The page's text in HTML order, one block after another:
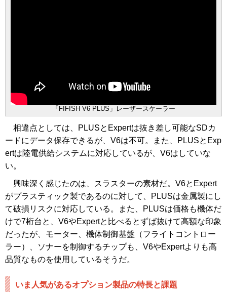
「FIFISH V6 PLUS」レーザースケーラー
相違点としては、PLUSとExpertは抜き差し可能なSDカ
ードにデータ保存できるが、V6は不可。また、PLUSとExp
ertは陸電供給システムに対応しているが、V6はしていな
い。
興味深く感じたのは、スラスターの素材だ。V6とExpert
がプラスティック製であるのに対して、PLUSは金属製にし
て破損リスクに対応している。また、PLUSは価格も機体だ
けで7桁台と、V6やExpertと比べるとずば抜けて高額な印象
だったが、モーター、機体制御基盤（フライトコントロー
ラー）、ソナーを制御するチップも、V6やExpertよりも高
品質なものを使用しているそうだ。
いま人気があるオプション製品の特長と課題